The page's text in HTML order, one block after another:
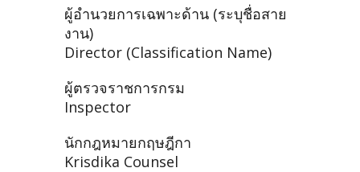
ผู้อำนวยการเฉพาะด้าน (ระบุชื่อสาย
งาน)
Director (Classification Name)
ผู้ตรวจราชการกรม
Inspector
นักกฎหมายกฤษฎีกา
Krisdika Counsel